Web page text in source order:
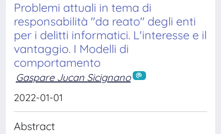
Problemi attuali in tema di
responsabilità "da reato" degli enti
per i delitti informatici. L'interesse e il
vantaggio. I Modelli di
comportamento
Gaspare Jucan Sicignano
2022-01-01
Abstract